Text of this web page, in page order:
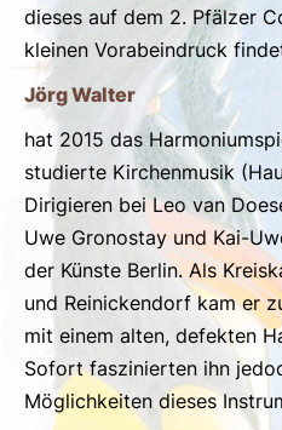
dieses auf dem 2. Pfälzer
kleinen Vorabeindruck
Jörg Walter
hat 2015 das
studierte Kirchenmusik
Dirigieren bei Leo van
Uwe Gronostay und Kai-
der Künste Berlin. Als
und Reinickendorf kam er
mit einem alten, defekten
Sofort faszinierten ihn
Möglichkeiten dieses